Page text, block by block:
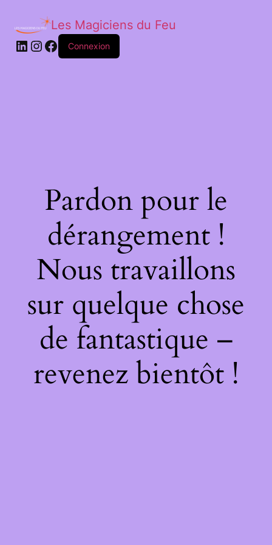
Les Magiciens du Feu
LinkedIn
Instagram
Facebook
Connexion
Pardon pour le
dérangement !
Nous travaillons
sur quelque chose
de fantastique –
revenez bientôt !